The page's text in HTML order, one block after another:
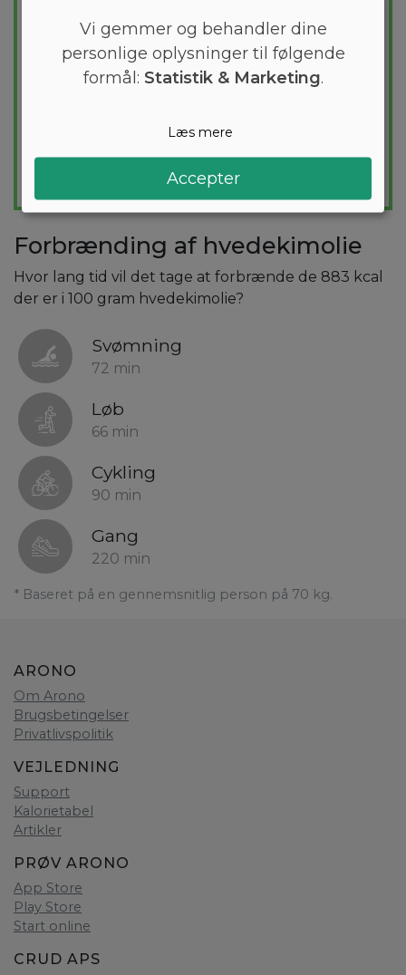
Forbrænding af hvedekimolie
Hvor lang tid vil det tage at forbrænde de 883 kcal
der er i 100 gram hvedekimolie?
Svømning
72 min
Løb
66 min
Cykling
90 min
Gang
220 min
* Baseret på en gennemsnitlig person på 70 kg.
ARONO
Om Arono
Brugsbetingelser
Privatlivspolitik
VEJLEDNING
Support
Kalorietabel
Artikler
PRØV ARONO
App Store
Play Store
Start online
CRUD APS
Vi gemmer og behandler dine
personlige oplysninger til følgende
formål: Statistik & Marketing.
Læs mere
Accepter